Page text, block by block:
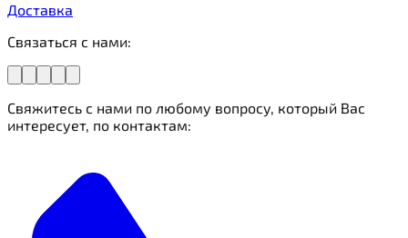
Доставка
Связаться с нами:
Свяжитесь с нами по любому вопросу, который Вас
интересует, по контактам: